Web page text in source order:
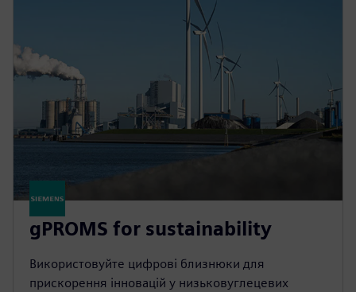
gPROMS for sustainability
Використовуйте цифрові близнюки для
прискорення інновацій у низьковуглецевих